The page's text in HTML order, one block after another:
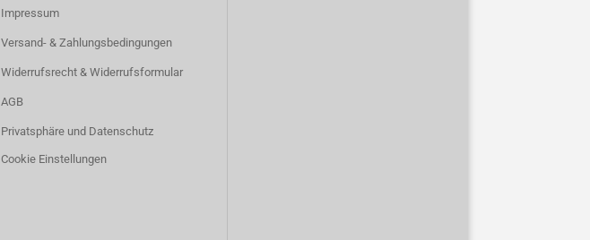
Impressum
Versand- & Zahlungsbedingungen
Widerrufsrecht & Widerrufsformular
AGB
Privatsphäre und Datenschutz
Cookie Einstellungen